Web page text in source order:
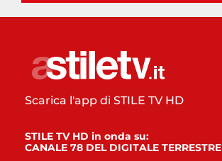
Scarica l'app di STILE TV HD
STILE TV HD in onda su:
CANALE 78 DEL DIGITALE TERRESTRE